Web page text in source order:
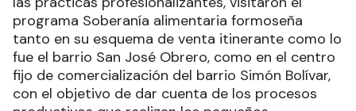
programa Soberanía alimentaria formoseña
tanto en su esquema de venta itinerante como lo
fue el barrio San José Obrero, como en el centro
fijo de comercialización del barrio Simón Bolívar,
con el objetivo de dar cuenta de los procesos